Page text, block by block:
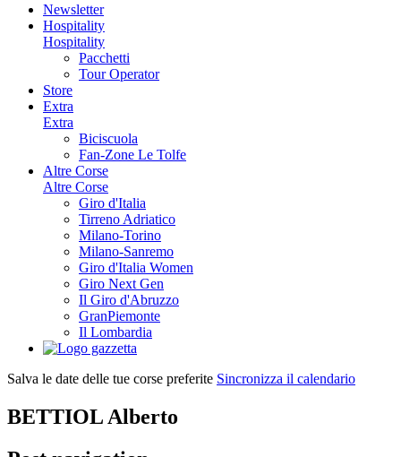
Newsletter
Hospitality
Hospitality
Pacchetti
Tour Operator
Store
Extra
Extra
Biciscuola
Fan-Zone Le Tolfe
Altre Corse
Altre Corse
Giro d'Italia
Tirreno Adriatico
Milano-Torino
Milano-Sanremo
Giro d'Italia Women
Giro Next Gen
Il Giro d'Abruzzo
GranPiemonte
Il Lombardia
Salva le date delle tue corse preferite Sincronizza il calendario
BETTIOL Alberto